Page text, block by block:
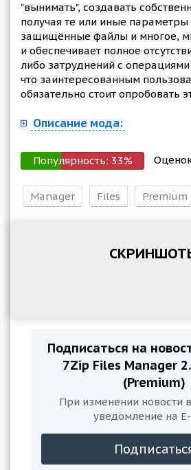
"вынимать", создавать
получая те или иные параметры
защищённые файлы и многое,
и обеспечивает полное
либо затруднений с
что заинтересованным
обязательно стоит опробовать
Описание мода:
Популярность: 33%
Manager Files Premium
Подписаться на
7Zip Files Manager
(Premium)
При изменении новости
уведомление на